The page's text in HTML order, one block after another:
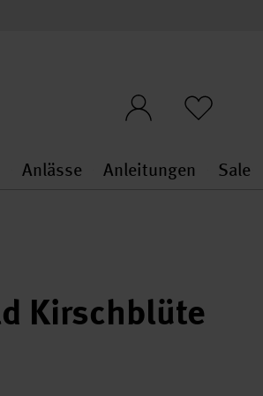
general.openMenu
Themenwelten
Anlässe
Anlässe
Anleitungen Sale
Kirschblüte